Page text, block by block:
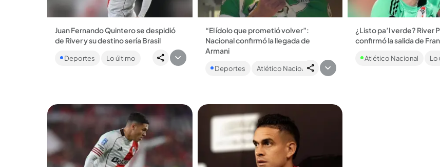
Juan Fernando Quintero se despidió
de River y su destino sería Brasil
El colombiano y el conjunto argentino
llegaron a un acuerdo para rescindir el
Deportes Lo último
“El ídolo que prometió volver”:
Nacional confirmó la llegada de
Armani
El portero argentino regresó al club
que lo vio levantar 13 títulos. Le
contamos por cuánto tiempo firmó. ...
Deportes Atlético Nacional
¿Listo pa’l verde? River
confirmó la salida de
River Plate despidió al
un emotivo video en el
que es el portero con
Atlético Nacional Lo